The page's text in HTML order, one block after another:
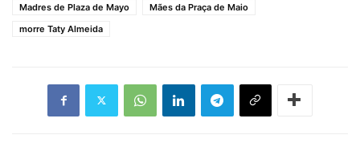
Madres de Plaza de Mayo
Mães da Praça de Maio
morre Taty Almeida